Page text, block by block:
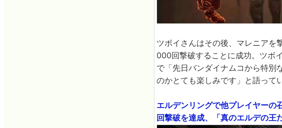
ツボイさんはその後、マレニアを
000回撃破することに成功。ツボ
で「先日バンダイナムコから特別
のかとても楽しみです」と語って
エルデンリングで他プレイヤー
回撃破を達成、「真のエルデの王